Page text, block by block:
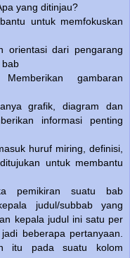
yang ditinjau?
untuk memfokuskan
orientasi dari pengarang
bab
gambaran
grafik, diagram dan
informasi penting
huruf miring, definisi,
untuk membantu
pemikiran suatu bab
judul/subbab yang
kepala judul ini satu per
beberapa pertanyaan.
itu pada suatu kolom